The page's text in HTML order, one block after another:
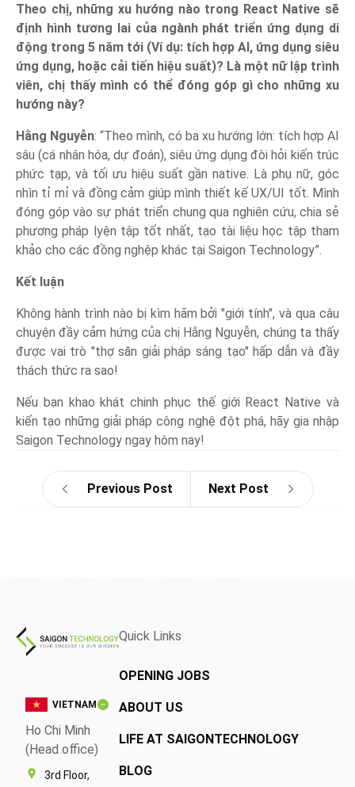
Theo chị, những xu hướng nào trong React Native sẽ
định hình tương lai của ngành phát triển ứng dụng di
động trong 5 năm tới (Ví dụ: tích hợp AI, ứng dụng siêu
ứng dụng, hoặc cải tiến hiệu suất)? Là một nữ lập trình
viên, chị thấy mình có thể đóng góp gì cho những xu
hướng này?
Hằng Nguyễn: “Theo mình, có ba xu hướng lớn: tích hợp AI
sâu (cá nhân hóa, dự đoán), siêu ứng dụng đòi hỏi kiến trúc
phức tạp, và tối ưu hiệu suất gần native. Là phụ nữ, góc
nhìn tỉ mỉ và đồng cảm giúp mình thiết kế UX/UI tốt. Mình
đóng góp vào sự phát triển chung qua nghiên cứu, chia sẻ
phương pháp lyện tập tốt nhất, tạo tài liệu học tập tham
khảo cho các đồng nghệp khác tại Saigon Technology”.
Kết luận
Không hành trình nào bị kìm hãm bởi "giới tính", và qua câu
chuyện đầy cảm hứng của chị Hằng Nguyễn, chúng ta thấy
được vai trò "thợ săn giải pháp sáng tạo" hấp dẫn và đầy
thách thức ra sao!
Nếu bạn khao khát chinh phục thế giới React Native và
kiến tạo những giải pháp công nghệ đột phá, hãy gia nhập
Saigon Technology ngay hôm nay!
Previous Post Next Post
VIETNAM
Ho Chi Minh
(Head office)
3rd Floor,
Quick Links
OPENING JOBS
ABOUT US
LIFE AT SAIGONTECHNOLOGY
BLOG